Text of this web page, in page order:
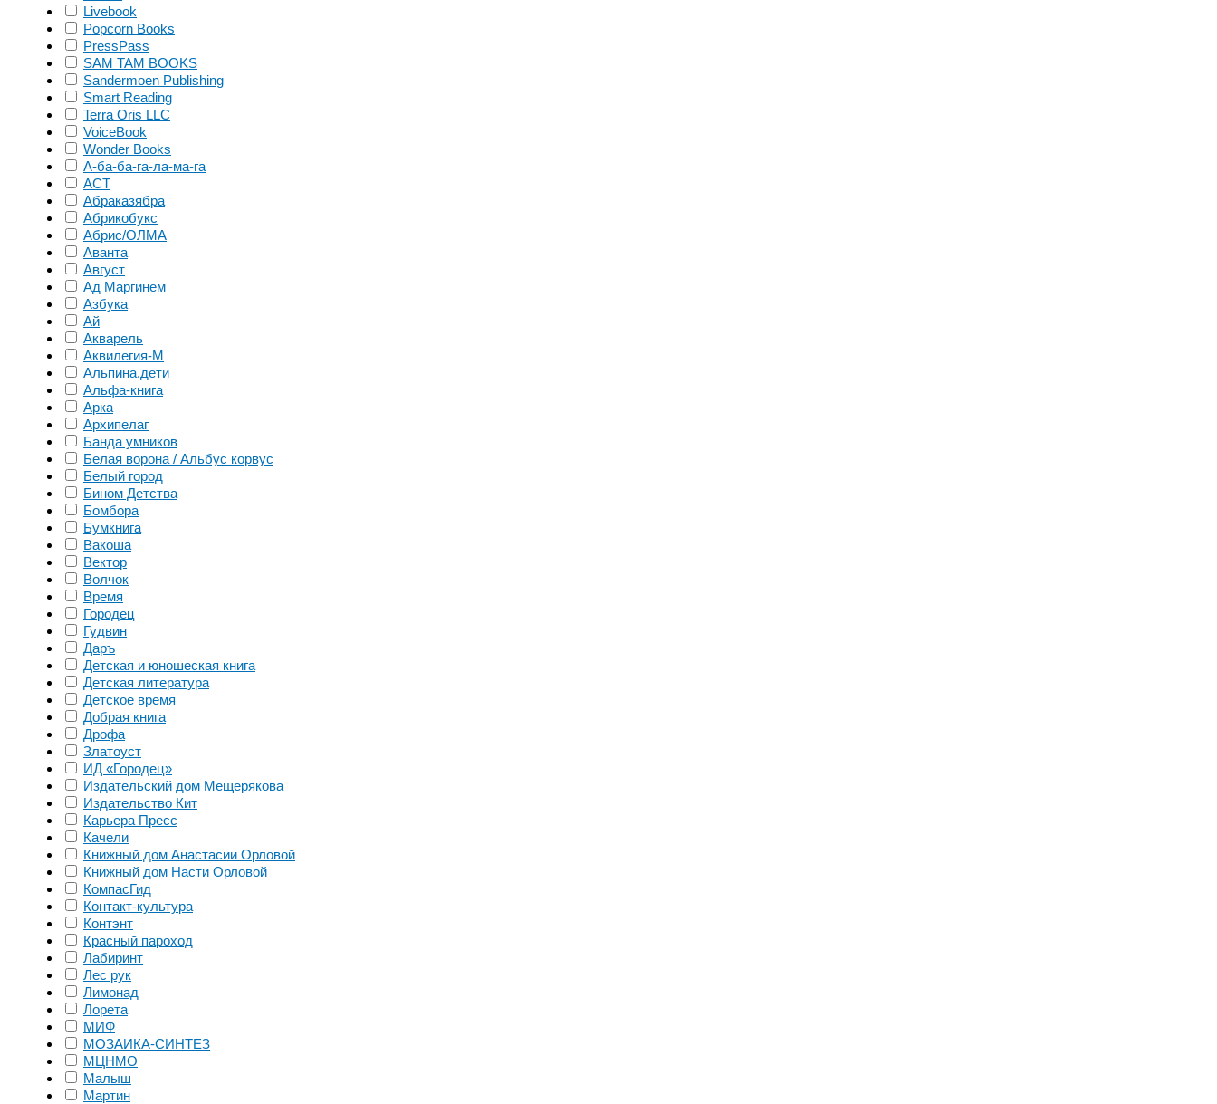
Livebook
Popcorn Books
PressPass
SAM TAM BOOKS
Sandermoen Publishing
Smart Reading
Terra Oris LLC
VoiceBook
Wonder Books
А-ба-ба-га-ла-ма-га
АСТ
Абраказябра
Абрикобукс
Абрис/ОЛМА
Аванта
Август
Ад Маргинем
Азбука
Ай
Акварель
Аквилегия-М
Альпина.дети
Альфа-книга
Арка
Архипелаг
Банда умников
Белая ворона / Альбус корвус
Белый город
Бином Детства
Бомбора
Бумкнига
Вакоша
Вектор
Волчок
Время
Городец
Гудвин
Даръ
Детская и юношеская книга
Детская литература
Детское время
Добрая книга
Дрофа
Златоуст
ИД «Городец»
Издательский дом Мещерякова
Издательство Кит
Карьера Пресс
Качели
Книжный дом Анастасии Орловой
Книжный дом Насти Орловой
КомпасГид
Контакт-культура
Контэнт
Красный пароход
Лабиринт
Лес рук
Лимонад
Лорета
МИФ
МОЗАИКА-СИНТЕЗ
МЦНМО
Малыш
Мартин